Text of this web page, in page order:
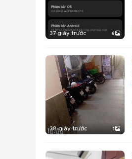
37 giây trước 6
38 giây trước 1